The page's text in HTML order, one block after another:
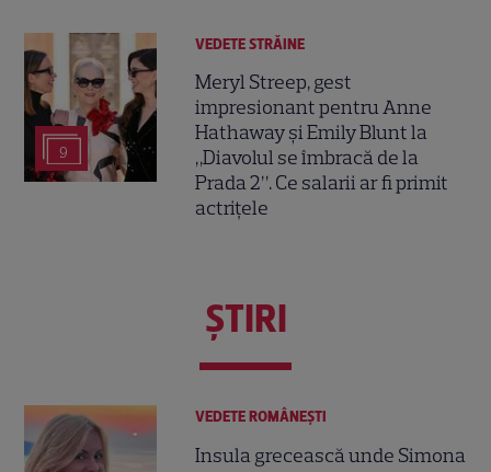
9
VEDETE STRĂINE
Meryl Streep, gest
impresionant pentru Anne
Hathaway și Emily Blunt la
„Diavolul se îmbracă de la
Prada 2”. Ce salarii ar fi primit
actrițele
ŞTIRI
VEDETE ROMÂNEŞTI
Insula grecească unde Simona